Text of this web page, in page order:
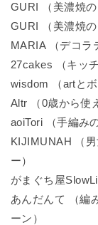
GURI （美濃焼の
GURI （美濃焼の
MARIA （デコラ
27cakes （キッ
wisdom （artと
Altr （0歳から使
aoiTori （手編み
KIJIMUNAH （
ー）
がまぐち屋
あんだんて （編
ーン）